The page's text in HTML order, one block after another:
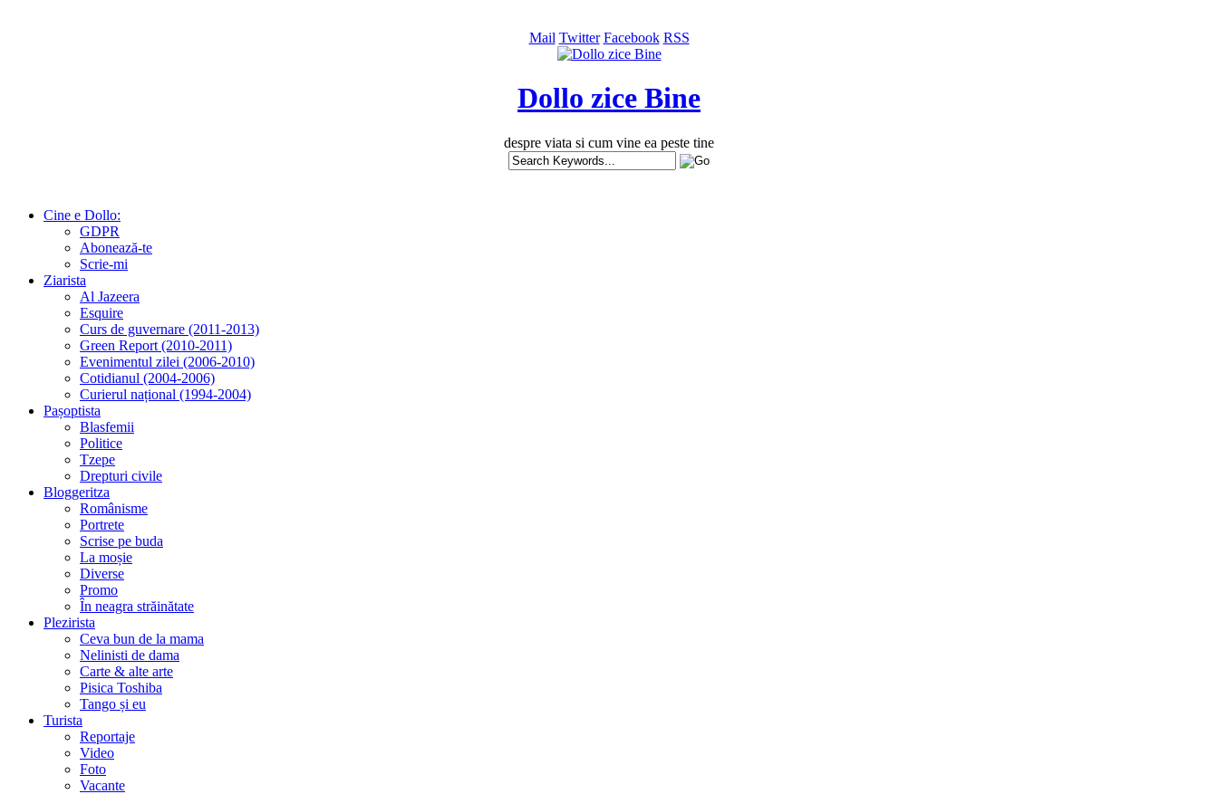
Mail Twitter Facebook RSS
Dollo zice Bine
despre viata si cum vine ea peste tine
Cine e Dollo:
GDPR
Abonează-te
Scrie-mi
Ziarista
Al Jazeera
Esquire
Curs de guvernare (2011-2013)
Green Report (2010-2011)
Evenimentul zilei (2006-2010)
Cotidianul (2004-2006)
Curierul național (1994-2004)
Pașoptista
Blasfemii
Politice
Tzepe
Drepturi civile
Bloggeritza
Românisme
Portrete
Scrise pe buda
La moșie
Diverse
Promo
În neagra străinătate
Plezirista
Ceva bun de la mama
Nelinisti de dama
Carte & alte arte
Pisica Toshiba
Tango și eu
Turista
Reportaje
Video
Foto
Vacante